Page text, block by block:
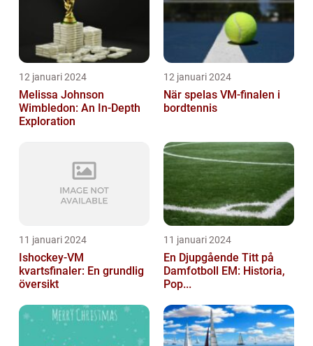
12 januari 2024
Melissa Johnson
Wimbledon: An In-Depth
Exploration
12 januari 2024
När spelas VM-finalen i
bordtennis
11 januari 2024
Ishockey-VM
kvartsfinaler: En grundlig
översikt
11 januari 2024
En Djupgående Titt på
Damfotboll EM: Historia,
Pop...